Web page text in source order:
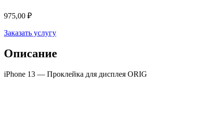
975,00 ₽
Заказать услугу
Описание
iPhone 13 — Проклейка для дисплея ORIG